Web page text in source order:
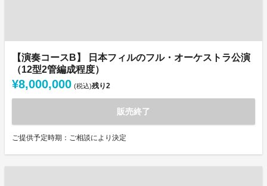
【演奏コースB】 日本フィルのフル・オーケストラ公演
（12型2管編成程度）
¥8,000,000 (税込)残り2
販売終了
ご提供予定時期：ご相談により決定